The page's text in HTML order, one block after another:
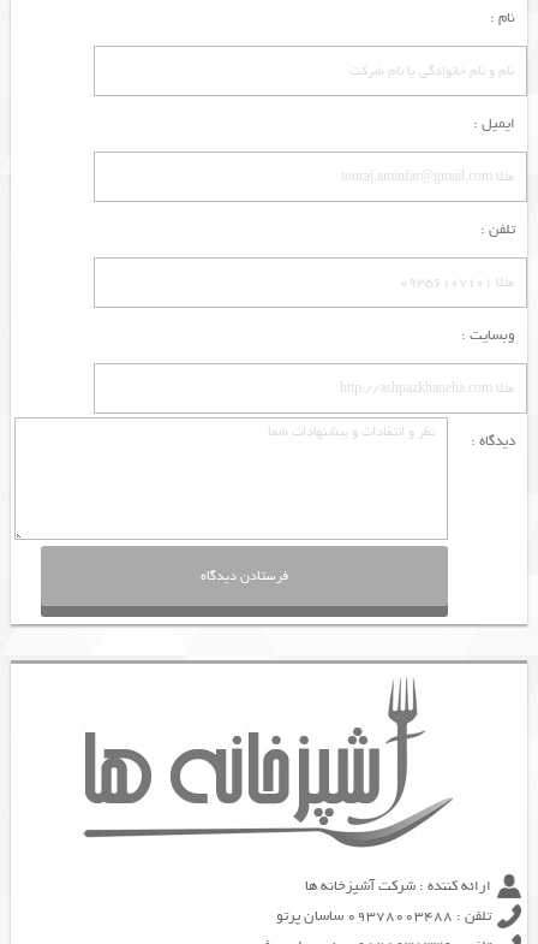
نام :
ایمیل :
تلفن :
وبسایت :
دیدگاه :
ارائه کننده : شرکت آشپزخانه ها
تلفن : 09378003488 ساسان پرتو